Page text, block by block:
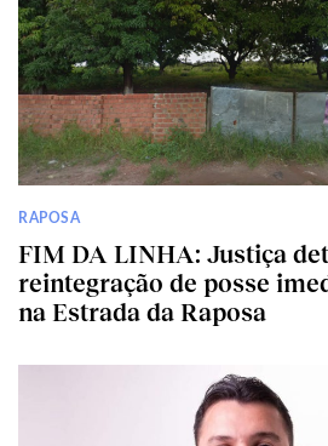
RAPOSA
FIM DA LINHA: Justiça
reintegração de posse
na Estrada da Raposa